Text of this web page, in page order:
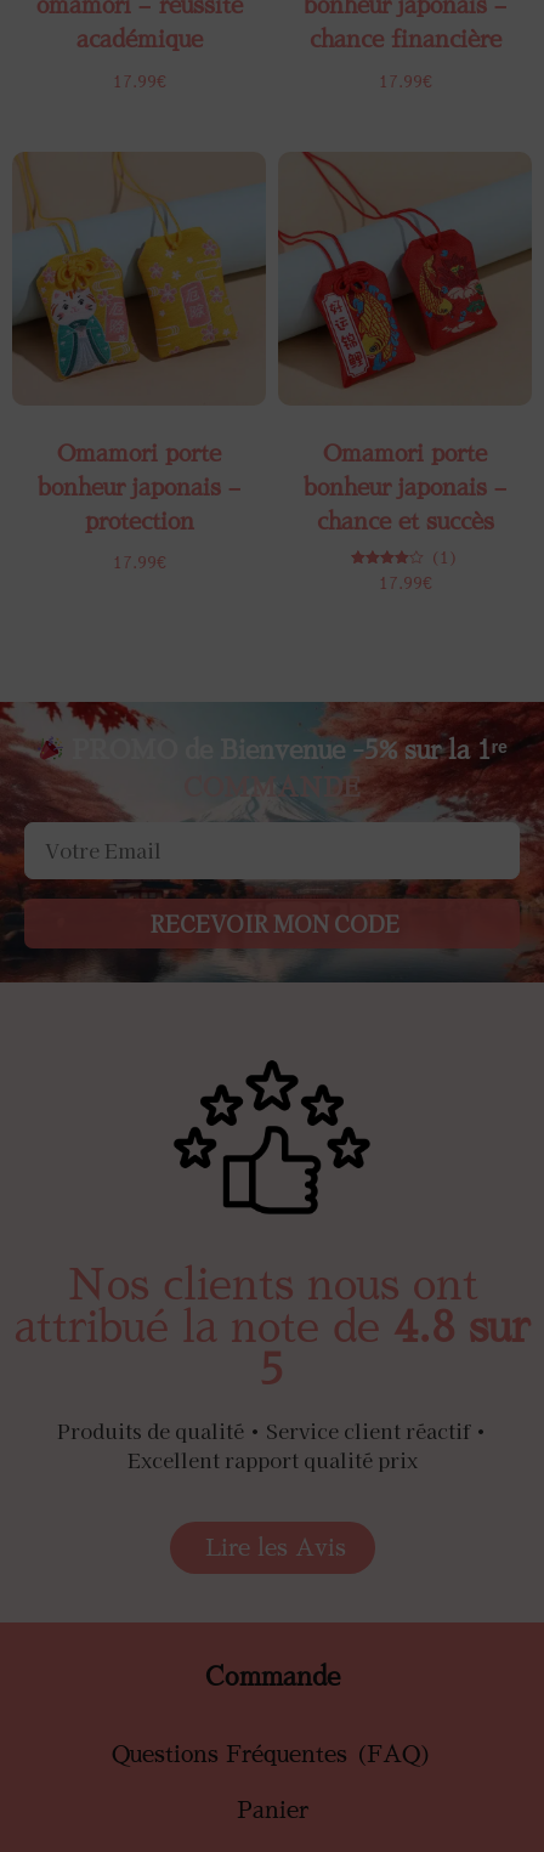
omamori – réussite
académique
17.99€
bonheur japonais –
chance financière
17.99€
Omamori porte
bonheur japonais –
protection
17.99€
Omamori porte
bonheur japonais –
chance et succès
Note
4.00
(1)
17.99€
PROMO de Bienvenue -5% sur la 1ʳᵉ
COMMANDE
RECEVOIR MON CODE
Nos clients nous ont
attribué la note de 4.8 sur
5
Produits de qualité • Service client réactif •
Excellent rapport qualité prix
Lire les Avis
Commande
Questions Fréquentes (FAQ)
Panier